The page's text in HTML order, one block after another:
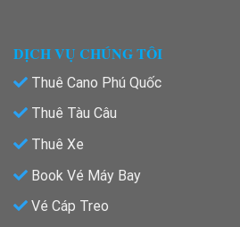
DỊCH VỤ CHÚNG TÔI
Thuê Cano Phú Quốc
Thuê Tàu Câu
Thuê Xe
Book Vé Máy Bay
Vé Cáp Treo